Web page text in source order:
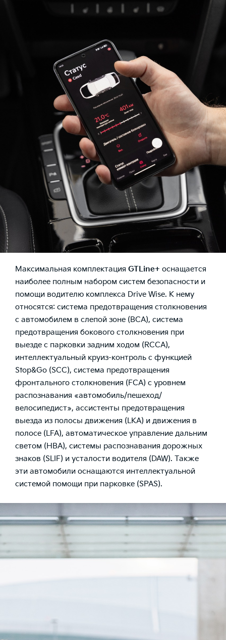
Максимальная комплектация GTLine+ оснащается
наиболее полным набором систем безопасности и
помощи водителю комплекса Drive Wise. К нему
относятся: система предотвращения столкновения
с автомобилем в слепой зоне (BCA), система
предотвращения бокового столкновения при
выезде с парковки задним ходом (RCCA),
интеллектуальный круиз-контроль с функцией
Stop&Go (SCC), система предотвращения
фронтального столкновения (FCA) с уровнем
распознавания «автомобиль/пешеход/
велосипедист», ассистенты предотвращения
выезда из полосы движения (LKA) и движения в
полосе (LFA), автоматическое управление дальним
светом (HBA), системы распознавания дорожных
знаков (SLIF) и усталости водителя (DAW). Также
эти автомобили оснащаются интеллектуальной
системой помощи при парковке (SPAS).